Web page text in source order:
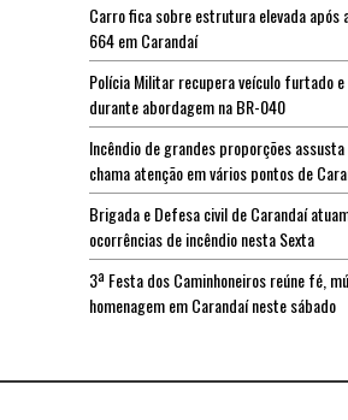
Carro fica sobre estrutura elevada após
664 em Carandaí
Polícia Militar recupera veículo furtado
durante abordagem na BR-040
Incêndio de grandes proporções
chama atenção em vários pontos de
Brigada e Defesa civil de Carandaí
ocorrências de incêndio nesta Sexta
3ª Festa dos Caminhoneiros reúne fé,
homenagem em Carandaí neste sábado